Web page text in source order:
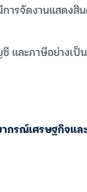
ารจัดงานแสดงสิ
และภาษีอย่างเป็
กรณ์เศรษฐกิจแล